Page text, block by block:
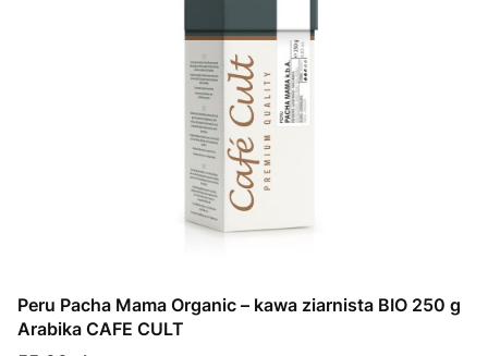
Peru Pacha Mama Organic – kawa ziarnista BIO 250 g
Arabika CAFE CULT